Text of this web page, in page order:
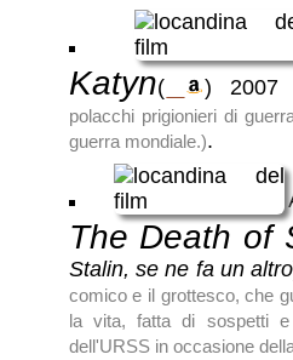
Staligrando: un
Stalingrado, ho visto
anni dopo Gamlet
Stalingrado, rivive
due milioni di morti;
Uno scherzo
daVita e destino,
l'innocente scherzo di
che altera un ritratto
grave problema:
dei parenti
Il comunismo: la
grottesco balletto sul
di Massimo Caprara
Katyn( )2007
polacchi prigionieri di
guerra mondiale.).
The Death of
Stalin, se ne fa un altro
comico e il grottesco, che
la vita, fatta di sospetti
dell'URSS in occasione